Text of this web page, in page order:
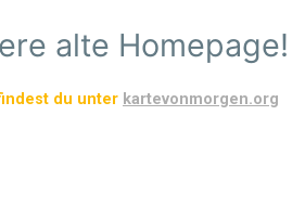
alte Homepage!
du unter kartevonmorgen.org